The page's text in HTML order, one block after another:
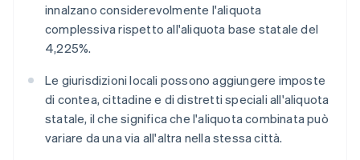
innalzano considerevolmente l'aliquota
complessiva rispetto all'aliquota base statale del
4,225%.
Le giurisdizioni locali possono aggiungere imposte
di contea, cittadine e di distretti speciali all'aliquota
statale, il che significa che l'aliquota combinata può
variare da una via all'altra nella stessa città.